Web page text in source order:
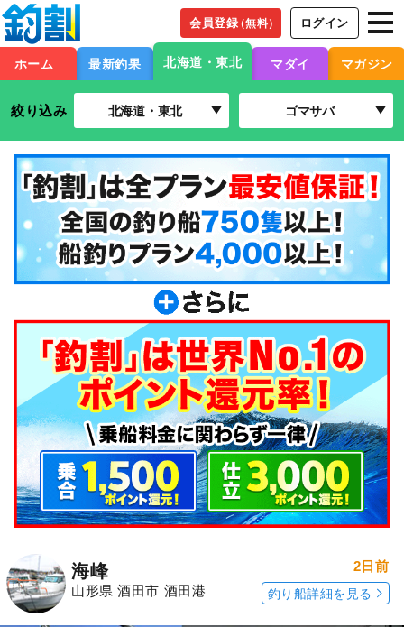
会員登録（無料） ログイン
ホーム 最新釣果 北海道・東北 マダイ マガジン
絞り込み 北海道・東北 ゴマサバ
海峰
山形県 酒田市 酒田港
2日前
釣り船詳細を見る